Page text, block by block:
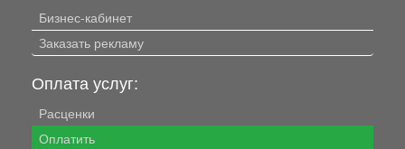
Бизнес-кабинет
Заказать рекламу
Оплата услуг:
Расценки
Оплатить